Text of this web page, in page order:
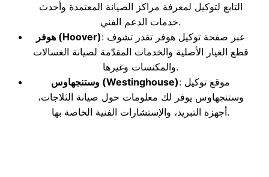
التابع لتوكيل لمعرفة مراكز الصيانة المعتمدة وأحدث
خدمات الدعم الفني.
هوفر (Hoover): عبر صفحة توكيل هوفر تقدر تشوف
قطع الغيار الأصلية والخدمات المقدّمة لصيانة الغسالات
والمكنسات وغيرها.
(Westinghouse): موقع توكيل
وستنجهاوس يوفر لك معلومات حول صيانة الثلاجات،
أجهزة التبريد، والإستشارات الفنية الخاصة بها.